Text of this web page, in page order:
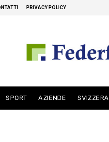
PRIVACY POLICY
SPORT AZIENDE SVIZZERA